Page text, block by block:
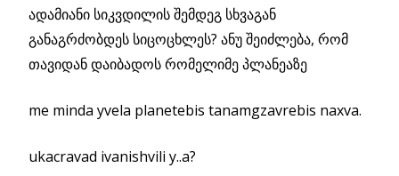
ადამიანი სიკვდილის შემდეგ სხვაგან
განაგრძობდეს სიცოცხლეს? ანუ შეიძლება, რომ
თავიდან დაიბადოს რომელიმე პლანეაზე
me minda yvela planetebis tanamgzavrebis naxva.
ukacravad ivanishvili y..a?